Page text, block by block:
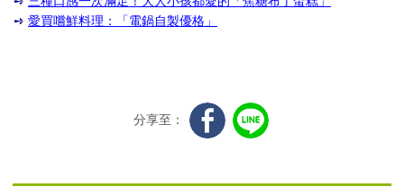
➺ 愛買嚐鮮料理：「電鍋自製優格」
分享至：